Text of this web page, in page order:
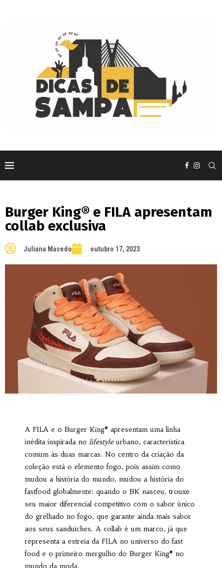
Burger King® e FILA apresentam
collab exclusiva
Juliana Macedo outubro 17, 2023
A FILA e o Burger King® apresentam uma linha
inédita inspirada no lifestyle urbano, característica
comum às duas marcas. No centro da criação da
coleção está o elemento fogo, pois assim como
mudou a história do mundo, mudou a história do
fastfood globalmente: quando o BK nasceu, trouxe
seu maior diferencial competitivo com o sabor único
do grelhado no fogo, que garante ainda mais sabor
aos seus sanduíches. A collab é um marco, já que
representa a estreia da FILA no universo do fast
food e o primeiro mergulho do Burger King® no
mundo da moda.